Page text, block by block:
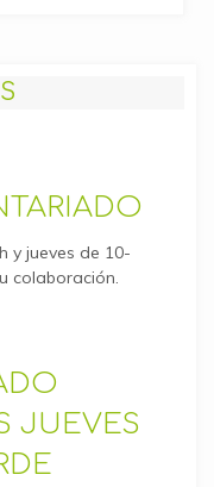
y jueves de 10-
colaboración.
JUEVES